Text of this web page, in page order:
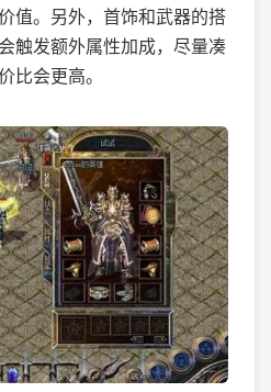
值。另外，首饰和武器的搭
触发额外属性加成，尽量凑
比会更高。